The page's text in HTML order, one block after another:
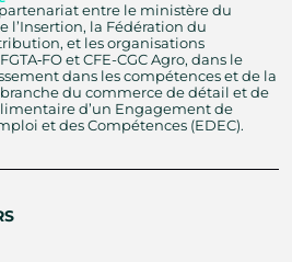
entre le ministère du
l’Insertion, la Fédération du
et les organisations
et CFE-CGC Agro, dans le
dans les compétences et de la
du commerce de détail et de
d’un Engagement de
et des Compétences (EDEC).